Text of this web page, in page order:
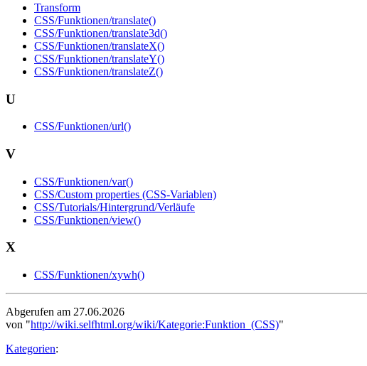
Transform
CSS/Funktionen/translate()
CSS/Funktionen/translate3d()
CSS/Funktionen/translateX()
CSS/Funktionen/translateY()
CSS/Funktionen/translateZ()
U
CSS/Funktionen/url()
V
CSS/Funktionen/var()
CSS/Custom properties (CSS-Variablen)
CSS/Tutorials/Hintergrund/Verläufe
CSS/Funktionen/view()
X
CSS/Funktionen/xywh()
Abgerufen am 27.06.2026
von "http://wiki.selfhtml.org/wiki/Kategorie:Funktion_(CSS)"
Kategorien: